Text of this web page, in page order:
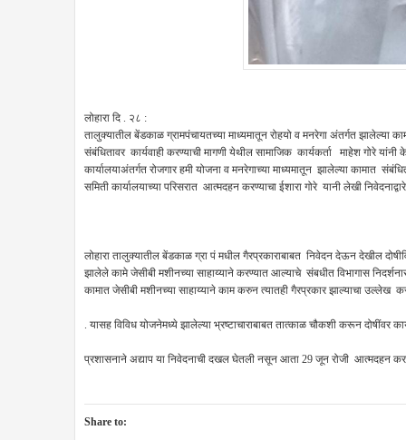
लोहारा दि . २८ :
तालुक्यातील बेंडकाळ ग्रामपंचायतच्या माध्यमातून रोहयो व मनरेगा अंतर्गत
संबंधितावर कार्यवाही करण्याची मागणी येथील सामाजिक कार्यकर्ता माहेश गोरे
कार्यालयाअंतर्गत रोजगार हमी योजना व मनरेगाच्या माध्यमातून झालेल्या कामात
समिती कार्यालयाच्या परिसरात आत्मदहन करण्याचा ईशारा गोरे यानी लेखी
लोहारा तालुक्यातील बेंडकाळ ग्रा पं मधील गैरप्रकाराबाबत निवेदन देऊन देखील
झालेले कामे जेसीबी मशीनच्या साहाय्याने करण्यात आल्याचे संबधीत विभागास
कामात जेसीबी मशीनच्या साहाय्याने काम करुन त्यातही गैरप्रकार झाल्याचा उल्लेख
. यासह विविध योजनेमध्ये झालेल्या भ्रष्टाचाराबाबत तात्काळ चौकशी करून दोषींवर
प्रशासनाने अद्याप या निवेदनाची दखल घेतली नसून आता 29 जून रोजी आत्मदहन
Share to: